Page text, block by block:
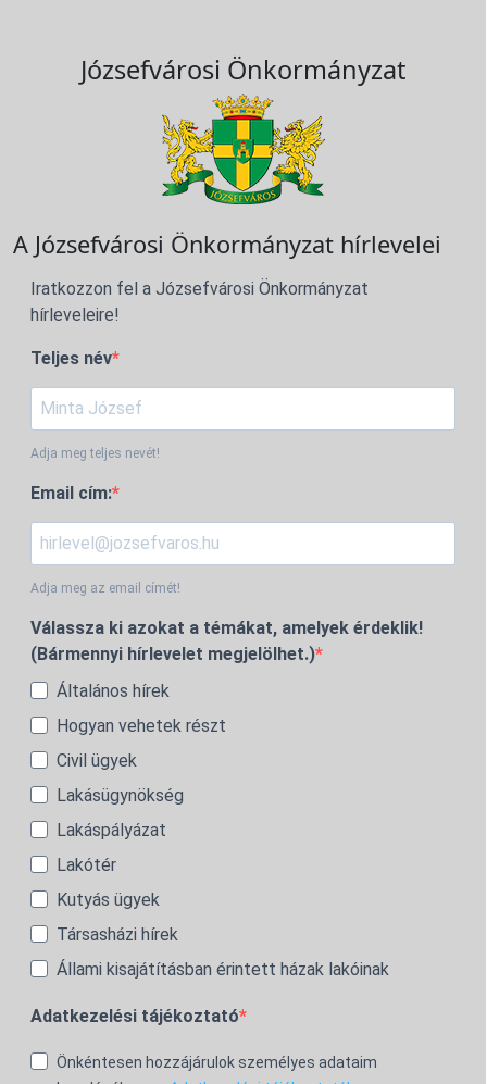
Józsefvárosi Önkormányzat
A Józsefvárosi Önkormányzat hírlevelei
Iratkozzon fel a Józsefvárosi Önkormányzat
hírleveleire!
Teljes név
Adja meg teljes nevét!
Email cím:
Adja meg az email címét!
Válassza ki azokat a témákat, amelyek érdeklik!
(Bármennyi hírlevelet megjelölhet.)
Általános hírek
Hogyan vehetek részt
Civil ügyek
Lakásügynökség
Lakáspályázat
Lakótér
Kutyás ügyek
Társasházi hírek
Állami kisajátításban érintett házak lakóinak
Adatkezelési tájékoztató
Önkéntesen hozzájárulok személyes adataim